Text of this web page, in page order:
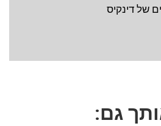
של דינקיס
גם: